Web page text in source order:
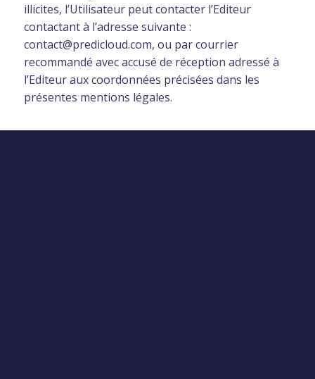
illicites, l’Utilisateur peut contacter l’Editeur
contactant à l’adresse suivante :
contact@predicloud.com, ou par courrier
recommandé avec accusé de réception adressé à
l’Editeur aux coordonnées précisées dans les
présentes mentions légales.